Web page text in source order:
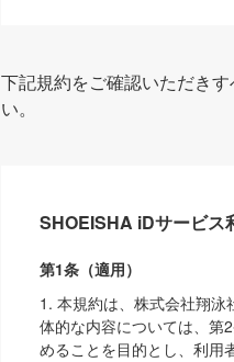
下記規約をご確認いただき
い。
SHOEISHA iDサービス
第1条（適用）
1. 本規約は、株式会社翔
体的な内容については、第
めることを目的とし、利用